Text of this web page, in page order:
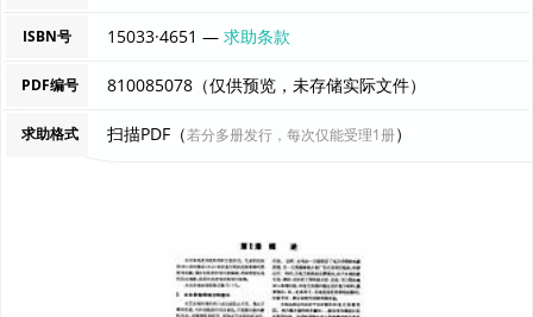
ISBN号 15033·4651 —求助条款
PDF编号 810085078（仅供预览，未存储实际文件）
求助格式 扫描PDF（若分多册发行，每次仅能受理1册）